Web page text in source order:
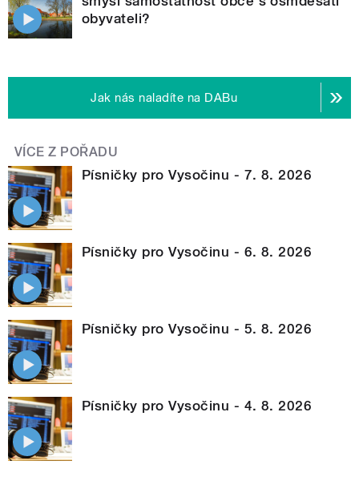
obyvateli?
Jak nás naladíte na DABu
VÍCE Z POŘADU
Písničky pro Vysočinu - 7. 8. 2026
Písničky pro Vysočinu - 6. 8. 2026
Písničky pro Vysočinu - 5. 8. 2026
Písničky pro Vysočinu - 4. 8. 2026